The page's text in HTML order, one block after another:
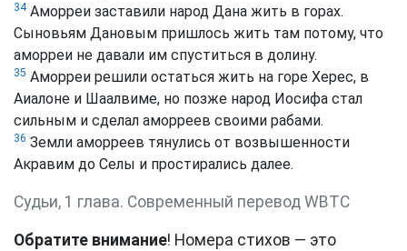
34Аморреи заставили народ Дана жить в горах.
Сыновьям Дановым пришлось жить там потому, что
аморреи не давали им спуститься в долину.
35 Аморреи решили остаться жить на горе Херес, в
Аиалоне и Шаалвиме, но позже народ Иосифа стал
сильным и сделал аморреев своими рабами.
36 Земли аморреев тянулись от возвышенности
Акравим до Селы и простирались далее.
Судьи, 1 глава. Cовременный перевод WBTC
Обратите внимание! Номера стихов — это